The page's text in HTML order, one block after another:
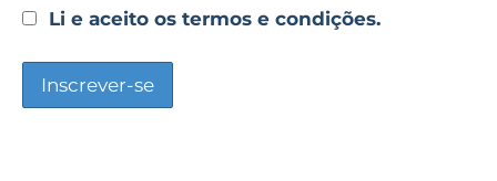
Li e aceito os termos e condições.